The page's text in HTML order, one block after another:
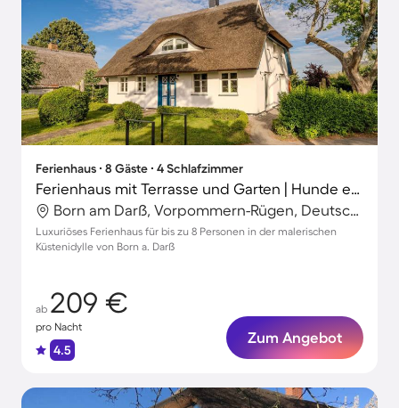
Ferienhaus ∙ 8 Gäste ∙ 4 Schlafzimmer
Ferienhaus mit Terrasse und Garten | Hunde erlaubt
Born am Darß, Vorpommern-Rügen, Deutschland
Luxuriöses Ferienhaus für bis zu 8 Personen in der malerischen
Küstenidylle von Born a. Darß
ab 209 €
pro Nacht
4.5
Zum Angebot